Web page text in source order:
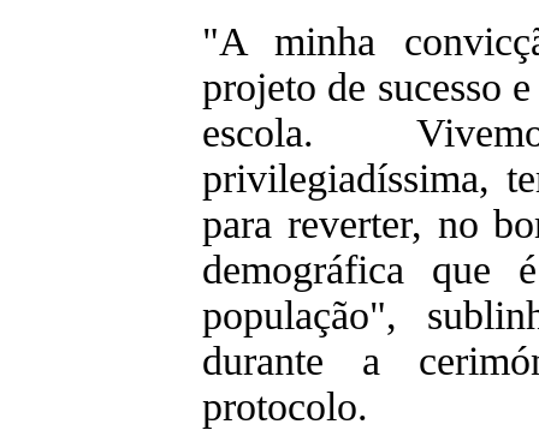
"A minha
projeto de sucesso
escola.
privilegiadíssima,
para reverter, no
demográfica que
população",
durante a
protocolo.